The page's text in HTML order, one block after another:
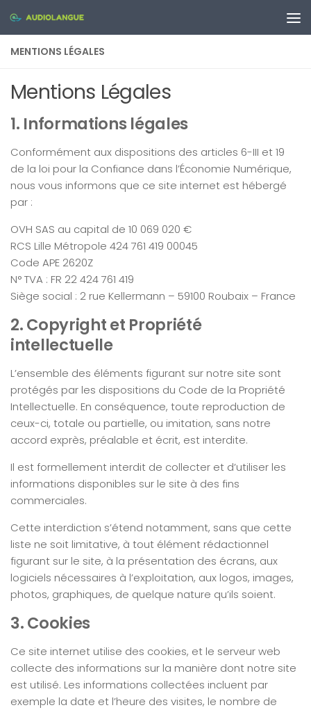
Skip to content
MENTIONS LÉGALES
Mentions Légales
1. Informations légales
Conformément aux dispositions des articles 6-III et 19
de la loi pour la Confiance dans l’Économie Numérique,
nous vous informons que ce site internet est hébergé
par :
OVH SAS au capital de 10 069 020 €
RCS Lille Métropole 424 761 419 00045
Code APE 2620Z
N° TVA : FR 22 424 761 419
Siège social : 2 rue Kellermann – 59100 Roubaix – France
2. Copyright et Propriété
intellectuelle
L’ensemble des éléments figurant sur notre site sont
protégés par les dispositions du Code de la Propriété
Intellectuelle. En conséquence, toute reproduction de
ceux-ci, totale ou partielle, ou imitation, sans notre
accord exprès, préalable et écrit, est interdite.
Il est formellement interdit de collecter et d’utiliser les
informations disponibles sur le site à des fins
commerciales.
Cette interdiction s’étend notamment, sans que cette
liste ne soit limitative, à tout élément rédactionnel
figurant sur le site, à la présentation des écrans, aux
logiciels nécessaires à l’exploitation, aux logos, images,
photos, graphiques, de quelque nature qu’ils soient.
3. Cookies
Ce site internet utilise des cookies, et le serveur web
collecte des informations sur la manière dont notre site
est utilisé. Les informations collectées incluent par
exemple la date et l’heure des visites, le nombre de